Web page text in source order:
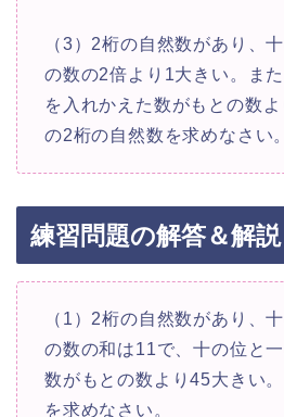
（3）2桁の自然数があり、
の数の2倍より1大きい。ま
を入れかえた数がもとの数
の2桁の自然数を求めなさい。
練習問題の解答＆解説
（1）2桁の自然数があり、
の数の和は11で、十の位と
数がもとの数より45大きい
を求めなさい。